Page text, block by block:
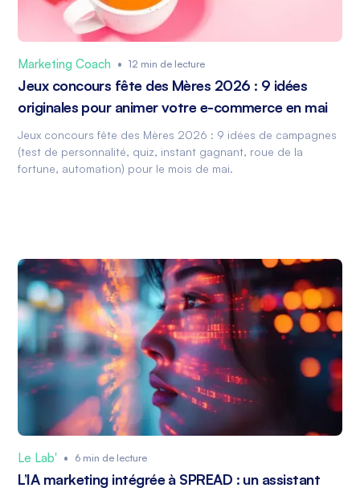
Marketing Coach • 12 min de lecture
Jeux concours fête des Mères 2026 : 9 idées
originales pour animer votre e-commerce en mai
Jeux concours fête des Mères 2026 : 9 idées de campagnes
(test de personnalité, quiz, instant gagnant, roue de la
fortune, automation) pour le mois de mai.
Le Lab' • 6 min de lecture
L’IA marketing intégrée à SPREAD : un assistant